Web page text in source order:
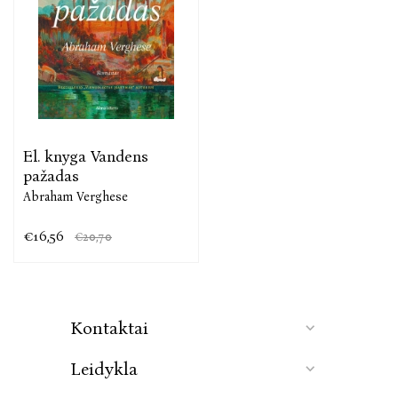
apie spindulingą gydytojo paimo grožį, menininkas
Vergheseʼas pripažįsta, kad būna neužgydomų
žaizdų. „Kur šilkas ir plienas bejėgiai, turi pavykti
žodžiui“, – mąsto knygos herojus.
žodžiui tikrai pavyko.
„Pramogų savaitraštis“.
El. knyga Vandens
pažadas
Abraham Verghese
€16,56 €20,70
Kontaktai
Leidykla